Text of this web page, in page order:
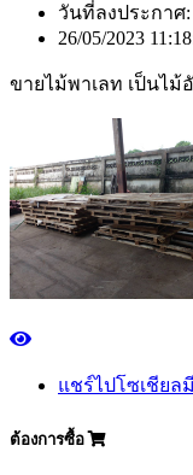
วันที่ลงประกาศ:
26/05/2023
ขายไม้พาเลท เป็นไ
แชร์ไปโซเชียล
ต้องการซื้อ